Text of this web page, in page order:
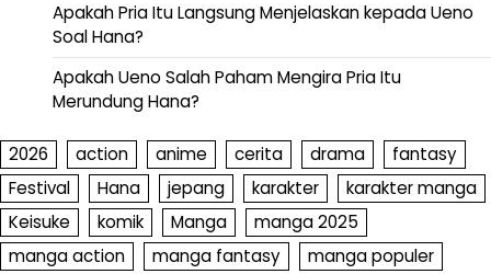
Apakah Pria Itu Langsung Menjelaskan kepada Ueno
Soal Hana?
Apakah Ueno Salah Paham Mengira Pria Itu
Merundung Hana?
2026 action anime cerita drama
fantasy
Festival
Hana jepang karakter
karakter manga
Keisuke
komik Manga
manga 2025
manga action
manga fantasy
manga populer